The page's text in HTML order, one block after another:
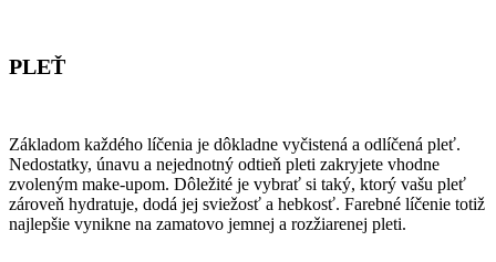
PLEŤ
Základom každého líčenia je dôkladne vyčistená a odlíčená pleť.
Nedostatky, únavu a nejednotný odtieň pleti zakryjete vhodne
zvoleným make-upom. Dôležité je vybrať si taký, ktorý vašu pleť
zároveň hydratuje, dodá jej sviežosť a hebkosť. Farebné líčenie totiž
najlepšie vynikne na zamatovo jemnej a rozžiarenej pleti.